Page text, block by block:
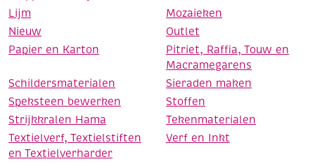
Lijm
Mozaieken
Nieuw
Outlet
Papier en Karton
Pitriet, Raffia, Touw en
Macramegarens
Schildersmaterialen
Sieraden maken
Speksteen bewerken
Stoffen
Strijkkralen Hama
Tekenmaterialen
Textielverf, Textielstiften
en Textielverharder
Verf en Inkt